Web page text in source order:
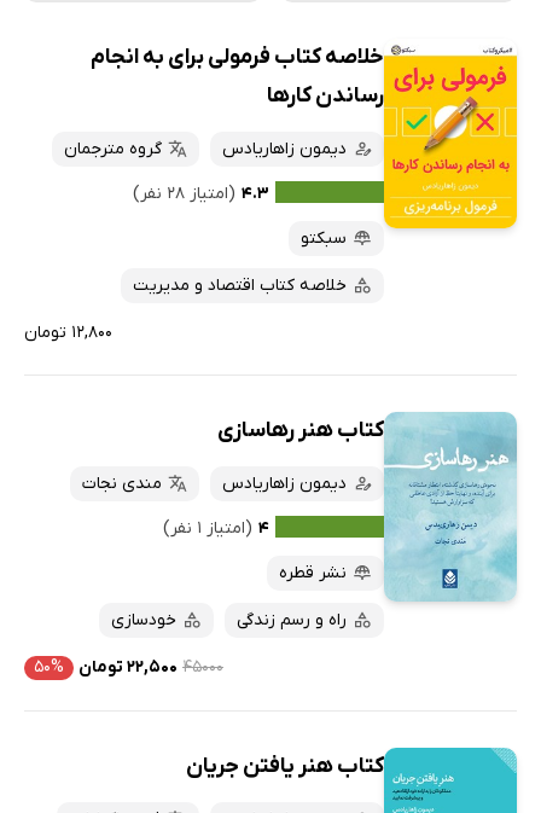
تازه‌ها
پرفروش‌ها
پربحث‌ها
همه کتاب‌ها
کتاب‌های صوتی
کتاب‌های متنی
خلاصه کتاب فرمولی برای به انجام
رساندن کارها
دیمون زاهاریادس
گروه مترجمان
۴.۳ (امتیاز ۲۸ نفر)
سبکتو
خلاصه کتاب اقتصاد و مدیریت
۱۲,۸۰۰ تومان
کتاب هنر رهاسازی
دیمون زاهاریادس
مندی نجات
۴ (امتیاز ۱ نفر)
نشر قطره
راه و رسم زندگی خودسازی
۴۵۰۰۰ ۲۲,۵۰۰ تومان ۵۰%
کتاب هنر یافتن جریان